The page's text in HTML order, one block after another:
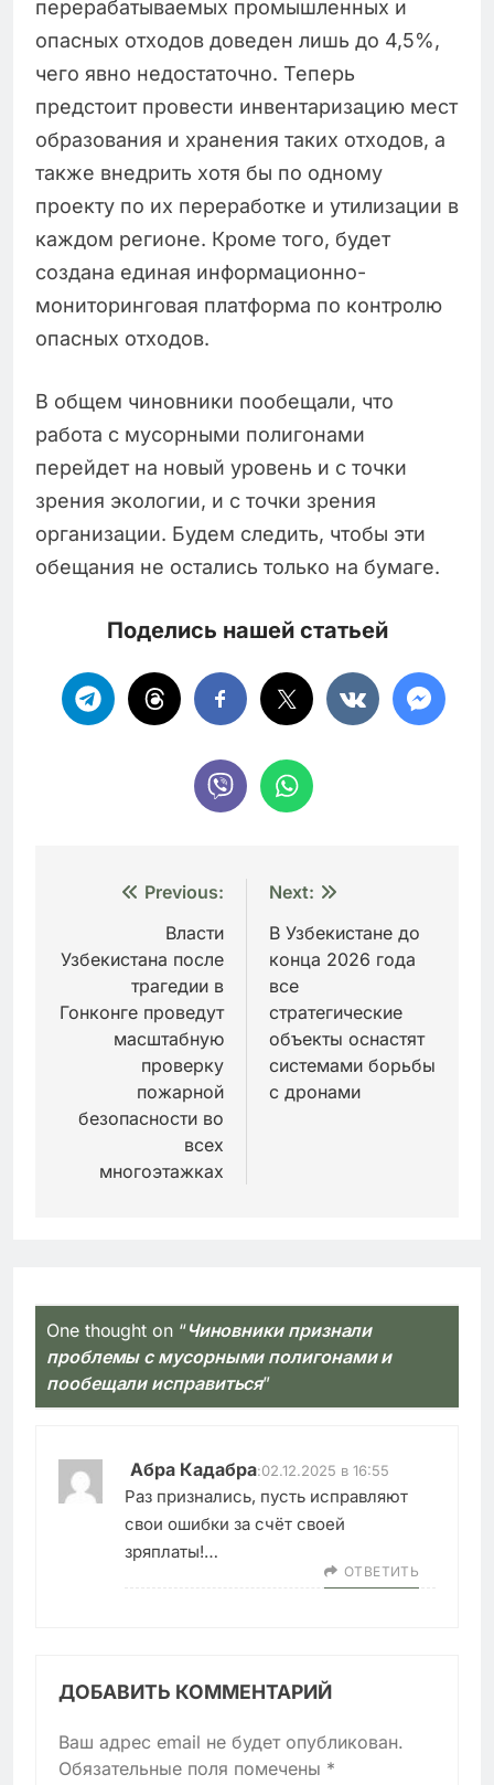
перерабатываемых промышленных и
опасных отходов доведен лишь до 4,5%,
чего явно недостаточно. Теперь
предстоит провести инвентаризацию мест
образования и хранения таких отходов, а
также внедрить хотя бы по одному
проекту по их переработке и утилизации в
каждом регионе. Кроме того, будет
создана единая информационно-
мониторинговая платформа по контролю
опасных отходов.
В общем чиновники пообещали, что
работа с мусорными полигонами
перейдет на новый уровень и с точки
зрения экологии, и с точки зрения
организации. Будем следить, чтобы эти
обещания не остались только на бумаге.
Поделись нашей статьей
Навигация
записям
Previous:
Власти
Узбекистана после
трагедии в
Гонконге проведут
масштабную
проверку
пожарной
безопасности во
всех
многоэтажках
Next:
В Узбекистане до
конца 2026 года
все
стратегические
объекты оснастят
системами борьбы
с дронами
One thought on “Чиновники признали
проблемы с мусорными полигонами и
пообещали исправиться”
Абра Кадабра:02.12.2025 в 16:55
Раз признались, пусть исправляют
свои ошибки за счёт своей
зряплаты!…
ОТВЕТИТЬ
ДОБАВИТЬ КОММЕНТАРИЙ
Ваш адрес email не будет опубликован.
Обязательные поля помечены *